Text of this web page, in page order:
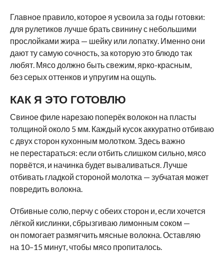
Главное правило, которое я усвоила за годы готовки:
для рулетиков лучше брать свинину с небольшими
прослойками жира — шейку или лопатку. Именно они
дают ту самую сочность, за которую это блюдо так
любят. Мясо должно быть свежим, ярко-красным,
без серых оттенков и упругим на ощупь.
КАК Я ЭТО ГОТОВЛЮ
Свиное филе нарезаю поперёк волокон на пласты
толщиной около 5 мм. Каждый кусок аккуратно отбиваю
с двух сторон кухонным молотком. Здесь важно
не перестараться: если отбить слишком сильно, мясо
порвётся, и начинка будет вываливаться. Лучше
отбивать гладкой стороной молотка — зубчатая может
повредить волокна.
Отбивные солю, перчу с обеих сторон и, если хочется
лёгкой кислинки, сбрызгиваю лимонным соком —
он помогает размягчить мясные волокна. Оставляю
на 10–15 минут, чтобы мясо пропиталось.